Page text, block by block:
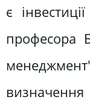
є
професора